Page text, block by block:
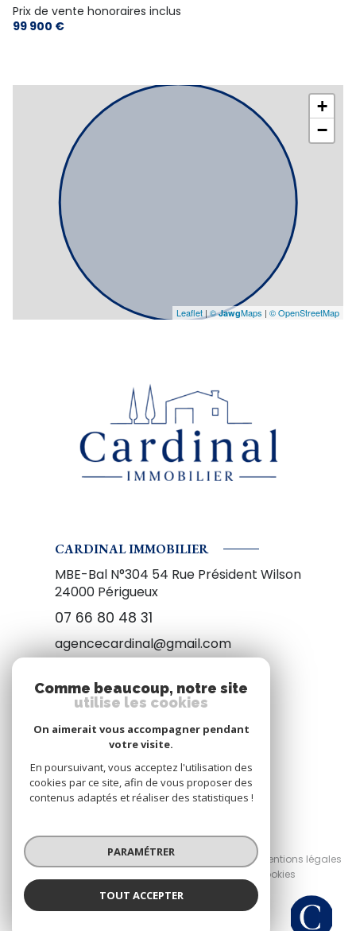
Prix de vente honoraires inclus
99 900 €
+
−
Leaflet | ©JawgMaps | © OpenStreetMap
Cardinal Immobilier
CARDINAL IMMOBILIER
MBE-Bal N°304 54 Rue Président Wilson
24000 Périgueux
07 66 80 48 31
agencecardinal@gmail.com
NOUS SUIVRE
© 2026 | Tous droits réservés
Nos honoraires
Nos partenaires
Mentions légales
Cookies
Réalisé par :
Comme beaucoup, notre site
utilise les cookies
On aimerait vous accompagner pendant
votre visite.
En poursuivant, vous acceptez l'utilisation des
cookies par ce site, afin de vous proposer des
contenus adaptés et réaliser des statistiques !
PARAMÉTRER
TOUT ACCEPTER